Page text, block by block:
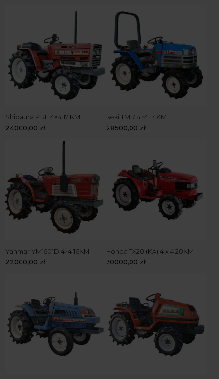
Shibaura P17F 4×4 17 KM
24000,00 zł
Iseki TM17 4×4 17 KM
28500,00 zł
Yanmar YM1601D 4×4 16KM
22000,00 zł
Honda TX20 (KA) 4 x 4 20KM
30000,00 zł